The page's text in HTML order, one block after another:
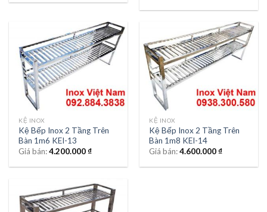
KỆ INOX
Kệ Bếp Inox 2 Tầng Trên
Bàn 1m6 KEI-13
Giá bán:4.200.000₫
KỆ INOX
Kệ Bếp Inox 2 Tầng Trên
Bàn 1m8 KEI-14
Giá bán:4.600.000₫